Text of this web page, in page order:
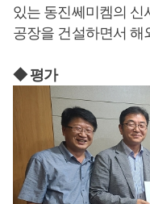
있는 동진쎄미켐의 신
공장을 건설하면서 해
◆ 평가